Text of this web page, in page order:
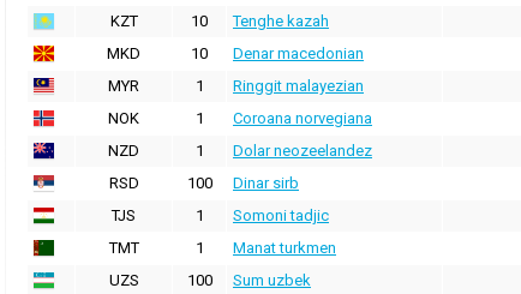
KZT
10 Tenghe kazah
MKD
10 Denar macedonian
MYR
1 Ringgit malayezian
NOK
1 Coroana norvegiana
NZD
1 Dolar neozeelandez
RSD
100 Dinar sirb
TJS
1 Somoni tadjic
TMT
1 Manat turkmen
UZS
100 Sum uzbek